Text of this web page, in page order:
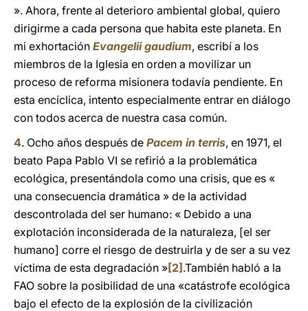
». Ahora, frente al deterioro ambiental global, quiero
dirigirme a cada persona que habita este planeta. En
mi exhortación Evangelii gaudium, escribí a los
miembros de la Iglesia en orden a movilizar un
proceso de reforma misionera todavía pendiente. En
esta encíclica, intento especialmente entrar en diálogo
con todos acerca de nuestra casa común.
4. Ocho años después de Pacem in terris, en 1971, el
beato Papa Pablo VI se refirió a la problemática
ecológica, presentándola como una crisis, que es «
una consecuencia dramática » de la actividad
descontrolada del ser humano: « Debido a una
explotación inconsiderada de la naturaleza, [el ser
humano] corre el riesgo de destruirla y de ser a su vez
víctima de esta degradación »[2] .También habló a la
FAO sobre la posibilidad de una «catástrofe ecológica
bajo el efecto de la explosión de la civilización